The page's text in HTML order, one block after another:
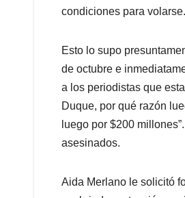
condiciones para volarse.
Esto lo supo
de octubre e
a los periodistas que
Duque, por qué razón
luego por $200
asesinados.
Aida Merlano le solicitó